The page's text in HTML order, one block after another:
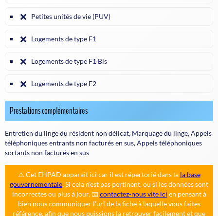
❌ Petites unités de vie (PUV)
❌ Logements de type F1
❌ Logements de type F1 Bis
❌ Logements de type F2
Prestations complémentaires
Entretien du linge du résident non délicat, Marquage du linge, Appels
téléphoniques entrants non facturés en sus, Appels téléphoniques
sortants non facturés en sus
⚠️ Cet EHPAD apparait ici car il est répertorié dans la la base
gouvernementale. Si cela n'est pas pertinent, ou si les données sont
incorrectes ou plus à jour, 📧contactez-nous vite ici en pensant à
bien nous communiquer l'url de la fiche à laquelle vous faites
référence, afin que nous puissions la retrouver facilement et que